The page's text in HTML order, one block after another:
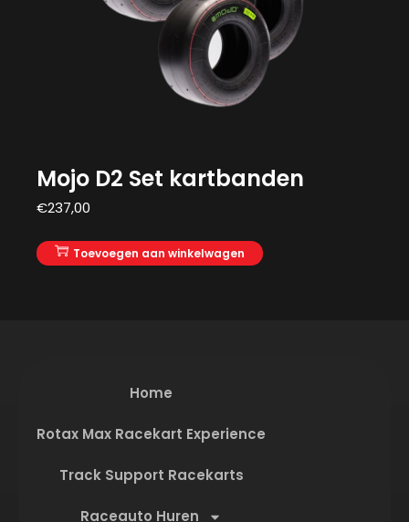
Mojo D2 Set kartbanden
€237,00
Toevoegen aan winkelwagen
Home
Rotax Max Racekart Experience
Track Support Racekarts
Raceauto Huren